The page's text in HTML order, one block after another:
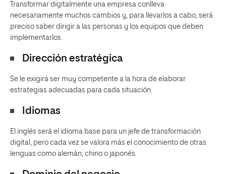
Transformar digitalmente una empresa conlleva
necesariamente muchos cambios y, para llevarlos a cabo, será
preciso saber dirigir a las personas y los equipos que deben
implementarlos.
Dirección estratégica
Se le exigirá ser muy competente a la hora de elaborar
estrategias adecuadas para cada situación.
Idiomas
El inglés será el idioma base para un jefe de transformación
digital, pero cada vez se valora más el conocimiento de otras
lenguas como alemán, chino o japonés.